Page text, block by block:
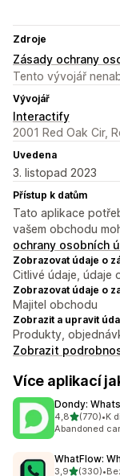
Zdroje
Zásady ochrany
Tento vývojář
Vývojář
Interactify
2001 Red Oak Cir,
Uvedena
3. listopad 2023
Přístup k datům
Tato aplikace
vašem obchodu
ochrany osobních
Zobrazovat údaje o
Citlivé údaje, údaje
Zobrazovat údaje o
Majitel obchodu
Zobrazit a upravit
Produkty,
Zobrazit
Více aplikací
Dondy:
4,8z 5 hvězd
(770)
Celkový počet
•K
Abandoned
WhatFlow:
3,9z 5 hvězd
(330)•